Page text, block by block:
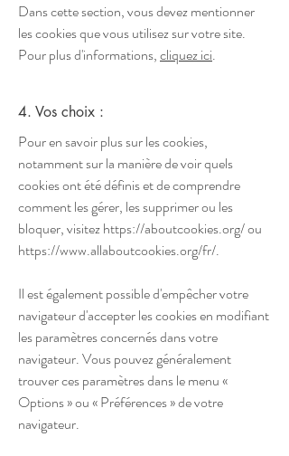
Dans cette section, vous devez mentionner
les cookies que vous utilisez sur votre site.
Pour plus d'informations,cliquez ici.
4. Vos choix :
Pour en savoir plus sur les cookies,
notamment sur la manière de voir quels
cookies ont été définis et de comprendre
comment les gérer, les supprimer ou les
bloquer, visitezhttps://aboutcookies.org/ou
https://www.allaboutcookies.org/fr/.
Il est également possible d'empêcher votre
navigateur d'accepter les cookies en modifiant
les paramètres concernés dans votre
navigateur. Vous pouvez généralement
trouver ces paramètres dans le menu «
Options » ou « Préférences » de votre
navigateur.